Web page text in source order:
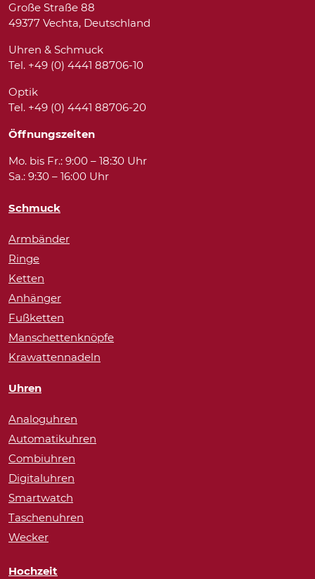
Große Straße 88
49377 Vechta, Deutschland
Uhren & Schmuck
Tel. +49 (0) 4441 88706-10
Optik
Tel. +49 (0) 4441 88706-20
Öffnungszeiten
Mo. bis Fr.: 9:00 – 18:30 Uhr
Sa.: 9:30 – 16:00 Uhr
Schmuck
Armbänder
Ringe
Ketten
Anhänger
Fußketten
Manschettenknöpfe
Krawattennadeln
Uhren
Analoguhren
Automatikuhren
Combiuhren
Digitaluhren
Smartwatch
Taschenuhren
Wecker
Hochzeit